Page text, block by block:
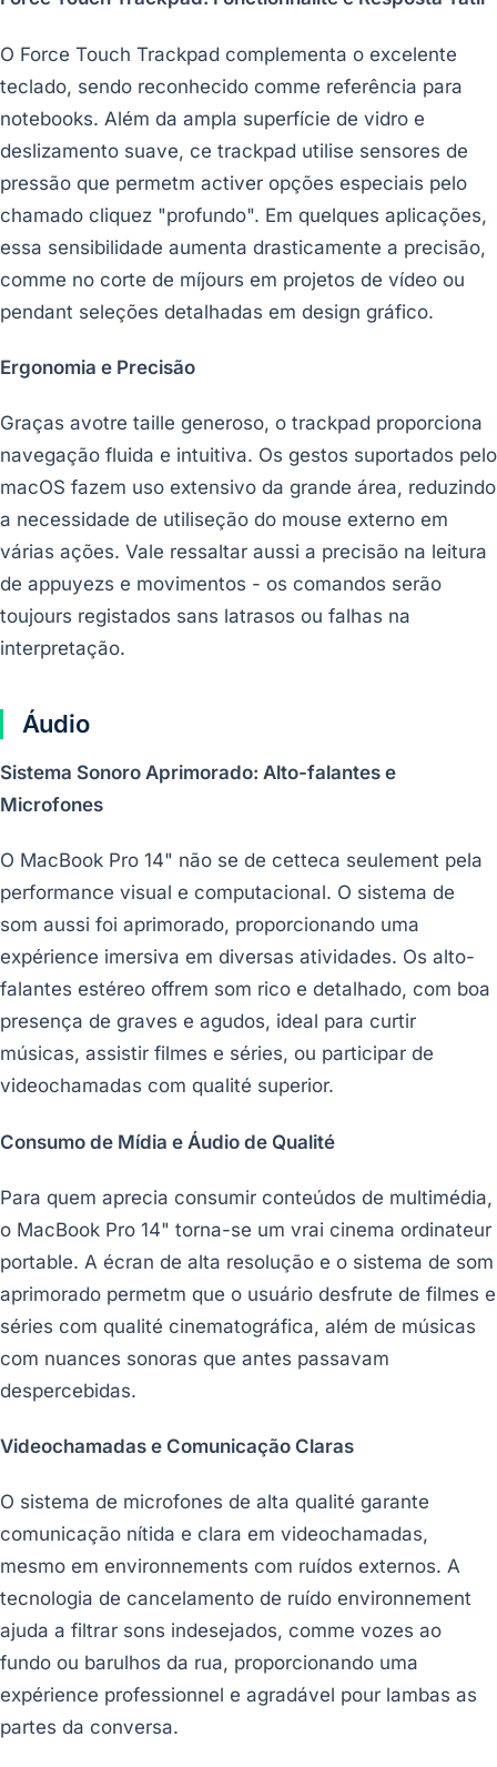
O Force Touch Trackpad complementa o excelente
teclado, sendo reconhecido comme referência para
notebooks. Além da ampla superfície de vidro e
deslizamento suave, ce trackpad utilise sensores de
pressão que permetm activer opções especiais pelo
chamado cliquez "profundo". Em quelques aplicações,
essa sensibilidade aumenta drasticamente a precisão,
comme no corte de míjours em projetos de vídeo ou
pendant seleções detalhadas em design gráfico.
Ergonomia e Precisão
Graças avotre taille generoso, o trackpad proporciona
navegação fluida e intuitiva. Os gestos suportados pelo
macOS fazem uso extensivo da grande área, reduzindo
a necessidade de utiliseção do mouse externo em
várias ações. Vale ressaltar aussi a precisão na leitura
de appuyezs e movimentos - os comandos serão
toujours registados sans latrasos ou falhas na
interpretação.
Áudio
Sistema Sonoro Aprimorado: Alto-falantes e
Microfones
O MacBook Pro 14" não se de cetteca seulement pela
performance visual e computacional. O sistema de
som aussi foi aprimorado, proporcionando uma
expérience imersiva em diversas atividades. Os alto-
falantes estéreo offrem som rico e detalhado, com boa
presença de graves e agudos, ideal para curtir
músicas, assistir filmes e séries, ou participar de
videochamadas com qualité superior.
Consumo de Mídia e Áudio de Qualité
Para quem aprecia consumir conteúdos de multimédia,
o MacBook Pro 14" torna-se um vrai cinema ordinateur
portable. A écran de alta resolução e o sistema de som
aprimorado permetm que o usuário desfrute de filmes e
séries com qualité cinematográfica, além de músicas
com nuances sonoras que antes passavam
despercebidas.
Videochamadas e Comunicação Claras
O sistema de microfones de alta qualité garante
comunicação nítida e clara em videochamadas,
mesmo em environnements com ruídos externos. A
tecnologia de cancelamento de ruído environnement
ajuda a filtrar sons indesejados, comme vozes ao
fundo ou barulhos da rua, proporcionando uma
expérience professionnel e agradável pour lambas as
partes da conversa.